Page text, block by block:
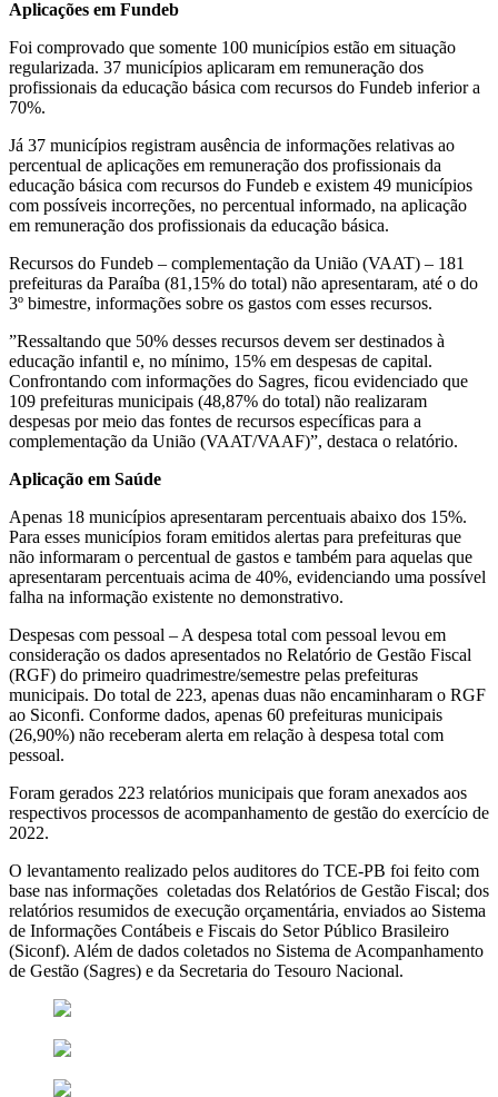
Aplicações em Fundeb
Foi comprovado que somente 100 municípios estão em situação
regularizada. 37 municípios aplicaram em remuneração dos
profissionais da educação básica com recursos do Fundeb inferior a
70%.
Já 37 municípios registram ausência de informações relativas ao
percentual de aplicações em remuneração dos profissionais da
educação básica com recursos do Fundeb e existem 49 municípios
com possíveis incorreções, no percentual informado, na aplicação
em remuneração dos profissionais da educação básica.
Recursos do Fundeb – complementação da União (VAAT) – 181
prefeituras da Paraíba (81,15% do total) não apresentaram, até o do
3º bimestre, informações sobre os gastos com esses recursos.
”Ressaltando que 50% desses recursos devem ser destinados à
educação infantil e, no mínimo, 15% em despesas de capital.
Confrontando com informações do Sagres, ficou evidenciado que
109 prefeituras municipais (48,87% do total) não realizaram
despesas por meio das fontes de recursos específicas para a
complementação da União (VAAT/VAAF)”, destaca o relatório.
Aplicação em Saúde
Apenas 18 municípios apresentaram percentuais abaixo dos 15%.
Para esses municípios foram emitidos alertas para prefeituras que
não informaram o percentual de gastos e também para aquelas que
apresentaram percentuais acima de 40%, evidenciando uma possível
falha na informação existente no demonstrativo.
Despesas com pessoal – A despesa total com pessoal levou em
consideração os dados apresentados no Relatório de Gestão Fiscal
(RGF) do primeiro quadrimestre/semestre pelas prefeituras
municipais. Do total de 223, apenas duas não encaminharam o RGF
ao Siconfi. Conforme dados, apenas 60 prefeituras municipais
(26,90%) não receberam alerta em relação à despesa total com
pessoal.
Foram gerados 223 relatórios municipais que foram anexados aos
respectivos processos de acompanhamento de gestão do exercício de
2022.
O levantamento realizado pelos auditores do TCE-PB foi feito com
base nas informações coletadas dos Relatórios de Gestão Fiscal; dos
relatórios resumidos de execução orçamentária, enviados ao Sistema
de Informações Contábeis e Fiscais do Setor Público Brasileiro
(Siconf). Além de dados coletados no Sistema de Acompanhamento
de Gestão (Sagres) e da Secretaria do Tesouro Nacional.